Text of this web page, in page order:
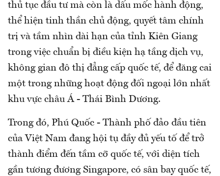
thủ tục đầu tư mà còn là dấu mốc hành động,
thể hiện tinh thần chủ động, quyết tâm chính
trị và tầm nhìn dài hạn của tỉnh Kiên Giang
trong việc chuẩn bị điều kiện hạ tầng dịch vụ,
không gian đô thị đẳng cấp quốc tế, để đăng cai
một trong những hoạt động đối ngoại lớn nhất
khu vực châu Á - Thái Bình Dương.
Trong đó, Phú Quốc - Thành phố đảo đầu tiên
của Việt Nam đang hội tụ đầy đủ yếu tố để trở
thành điểm đến tầm cỡ quốc tế, với diện tích
gần tương đương Singapore, có sân bay quốc tế,